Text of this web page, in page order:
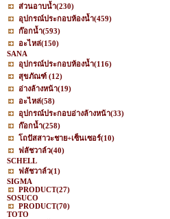
ส่วนอาบน้ำ(230)
อุปกรณ์ประกอบห้องน้ำ(459)
ก๊อกน้ำ(593)
อะไหล่(150)
SANA
อุปกรณ์ประกอบห้องน้ำ(116)
สุขภัณฑ์ (12)
อ่างล้างหน้า(19)
อะไหล่(58)
อุปกรณ์ประกอบอ่างล้างหน้า(33)
ก๊อกน้ำ(258)
โถปัสสาวะชาย+เซ็นเซอร์(10)
ฟลัชวาล์ว(40)
SCHELL
ฟลัชวาล์ว(1)
SIGMA
PRODUCT(27)
SOSUCO
PRODUCT(70)
TOTO